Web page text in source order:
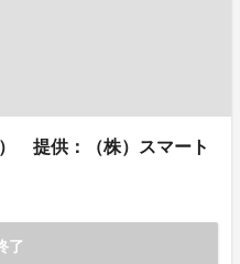
提供：（株）スマート
了